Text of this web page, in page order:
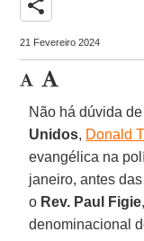
share
21 Fevereiro 2024
Não há dúvida
Unidos, Donald
evangélica na
janeiro, antes
o Rev. Paul Figie
denominacional